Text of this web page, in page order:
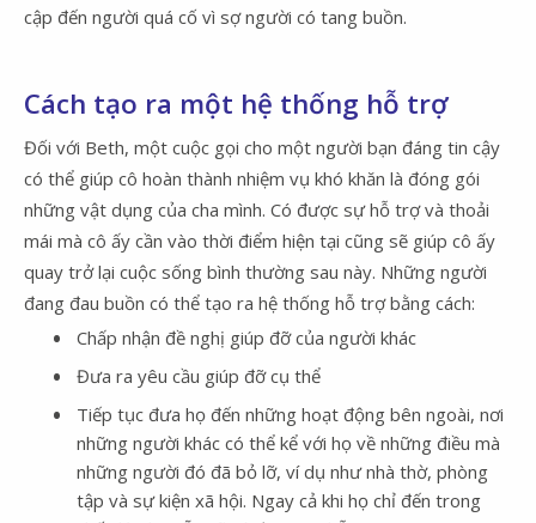
cập đến người quá cố vì sợ người có tang buồn.
Cách tạo ra một hệ thống hỗ trợ
Đối với Beth, một cuộc gọi cho một người bạn đáng tin cậy
có thể giúp cô hoàn thành nhiệm vụ khó khăn là đóng gói
những vật dụng của cha mình. Có được sự hỗ trợ và thoải
mái mà cô ấy cần vào thời điểm hiện tại cũng sẽ giúp cô ấy
quay trở lại cuộc sống bình thường sau này. Những người
đang đau buồn có thể tạo ra hệ thống hỗ trợ bằng cách:
Chấp nhận đề nghị giúp đỡ của người khác
Đưa ra yêu cầu giúp đỡ cụ thể
Tiếp tục đưa họ đến những hoạt động bên ngoài, nơi
những người khác có thể kể với họ về những điều mà
những người đó đã bỏ lỡ, ví dụ như nhà thờ, phòng
tập và sự kiện xã hội. Ngay cả khi họ chỉ đến trong